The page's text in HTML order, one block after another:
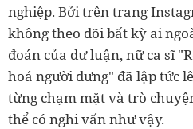
nghiệp. Bởi trên trang
không theo dõi bất kỳ ai
đoán của dư luận, nữ ca sĩ
hoá người dưng" đã lập tức
từng chạm mặt và trò
thể có nghi vấn như vậy.